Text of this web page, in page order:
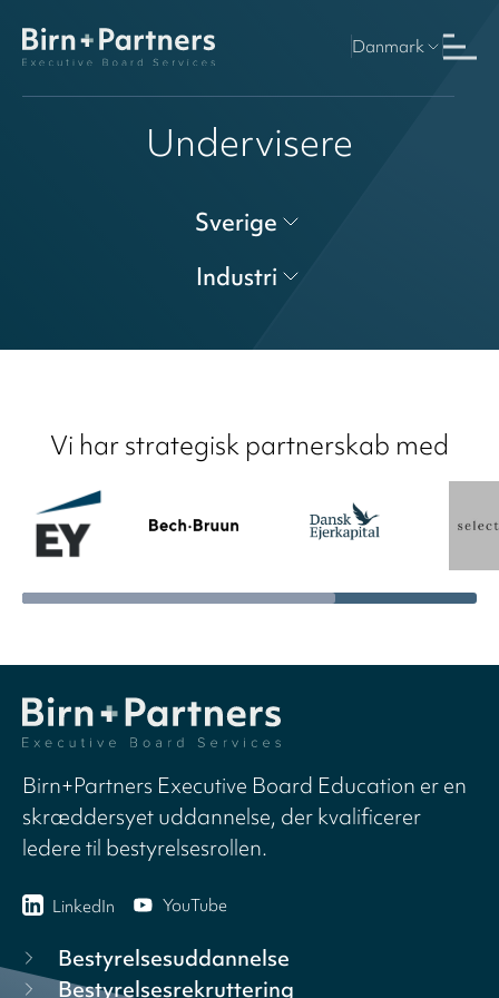
Danmark
Undervisere
Sverige
Industri
Vi har strategisk partnerskab med
Birn+Partners Executive Board Education er en
skræddersyet uddannelse, der kvalificerer
ledere til bestyrelsesrollen.
LinkedIn YouTube
Bestyrelsesuddannelse
Bestyrelsesrekruttering